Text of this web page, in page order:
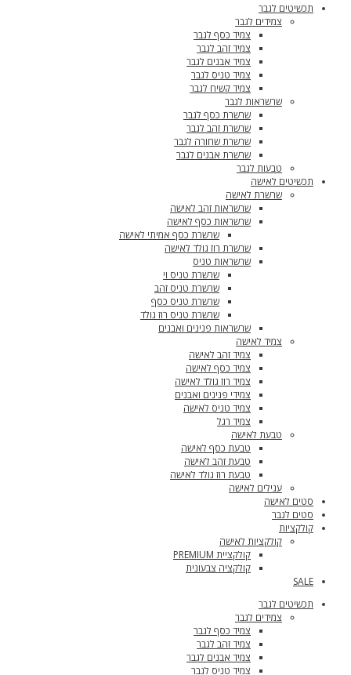
תכשיטים לגבר
צמידים לגבר
צמיד כסף לגבר
צמיד זהב לגבר
צמיד אבנים לגבר
צמיד טניס לגבר
צמיד קשיח לגבר
שרשראות לגבר
שרשרת כסף לגבר
שרשרת זהב לגבר
שרשרת שחורה לגבר
שרשרת אבנים לגבר
טבעות לגבר
תכשיטים לאישה
שרשרת לאישה
שרשראות זהב לאישה
שרשראות כסף לאישה
שרשרת כסף אמיתי לאישה
שרשרת רוז גולד לאישה
שרשראות טניס
שרשרת טניס וי
שרשרת טניס זהב
שרשרת טניס כסף
שרשרת טניס רוז גולד
שרשראות פנינים ואבנים
צמיד לאישה
צמיד זהב לאישה
צמיד כסף לאישה
צמיד רוז גולד לאישה
צמידי פנינים ואבנים
צמיד טניס לאישה
צמיד רגל
טבעת לאישה
טבעת כסף לאישה
טבעת זהב לאישה
טבעת רוז גולד לאישה
עגילים לאישה
סטים לאישה
סטים לגבר
קולקציות
קולקציות לאישה
קולקציית PREMIUM
קולקציה צבעונית
SALE
תכשיטים לגבר
צמידים לגבר
צמיד כסף לגבר
צמיד זהב לגבר
צמיד אבנים לגבר
צמיד טניס לגבר